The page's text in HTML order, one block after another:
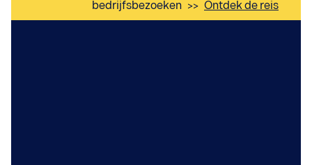
bedrijfsbezoeken >> Ontdek de reis